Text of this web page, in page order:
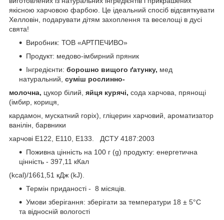
якісною харчовою фарбою. Це ідеальний спосіб відсвяткувати
Хелловін, подарувати дітям захоплення та веселощі в дусі
свята!
Виробник: ТОВ «АРТПЕЧИВО»
Продукт: медово-імбирний пряник
Інгредієнти: борошно вищого ґатунку, мед
натуральний, суміш рослинно-
молочна, цукор білий, яйця курячі, сода харчова, прянощі
(імбир, кориця,
кардамон, мускатний горіх), гліцерин харчовий, ароматизатор
ванілін, барвники
харчові Е122, E110, E133. ДСТУ 4187:2003
Поживна цінність на 100 г (g) продукту: енергетична
цінність - 397,11 кКал
(kcal)/1661,51 кДж (kJ).
Термін приданості - 8 місяців.
Умови зберігання: зберігати за температури 18 ± 5°C
та відносній вологості